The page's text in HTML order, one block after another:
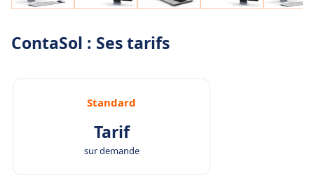
ContaSol : Ses tarifs
Standard
Tarif
sur demande